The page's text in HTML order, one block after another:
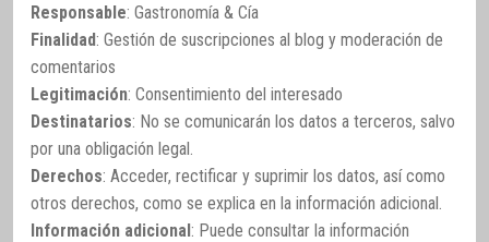
Responsable: Gastronomía & Cía
Finalidad: Gestión de suscripciones al blog y moderación de
comentarios
Legitimación: Consentimiento del interesado
Destinatarios: No se comunicarán los datos a terceros, salvo
por una obligación legal.
Derechos: Acceder, rectificar y suprimir los datos, así como
otros derechos, como se explica en la información adicional.
Información adicional: Puede consultar la información